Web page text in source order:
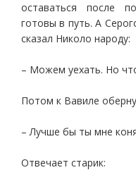
оставаться после
готовы в путь. А
сказал Николо народу:
– Можем уехать. Но
Потом к Вавиле
– Лучше бы ты мне
Отвечает старик: